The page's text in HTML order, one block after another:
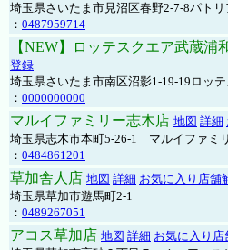
埼玉県さいたま市見沼区春野2-7-8パト
： 0487959714
【NEW】ロッテスクエア武蔵浦
登録
埼玉県さいたま市南区沼影1-19-19ロッ
： 0000000000
マルイファミリー志木店 地図 詳細
埼玉県志木市本町5-26-1 マルイファミ
： 0484861201
草加舎人店 地図 詳細 お気に入り店舗
埼玉県草加市遊馬町2-1
： 0489267051
アコス草加店 地図 詳細 お気に入り店